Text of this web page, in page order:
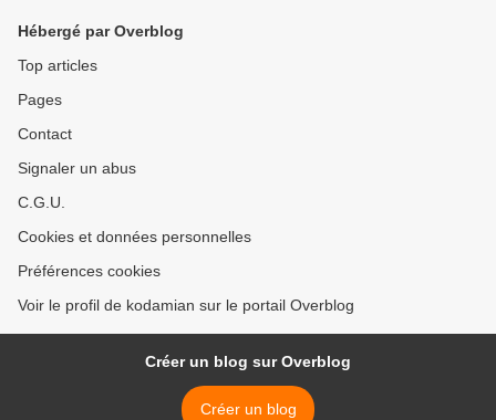
Hébergé par Overblog
Top articles
Pages
Contact
Signaler un abus
C.G.U.
Cookies et données personnelles
Préférences cookies
Voir le profil de kodamian sur le portail Overblog
Créer un blog sur Overblog
Créer un blog